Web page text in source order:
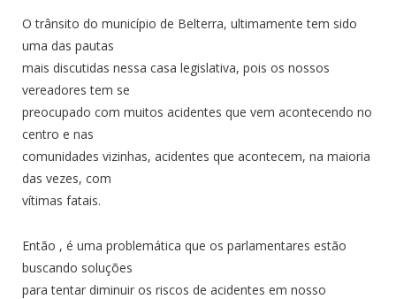
O trânsito do município de Belterra, ultimamente tem sido
uma das pautas
mais discutidas nessa casa legislativa, pois os nossos
vereadores tem se
preocupado com muitos acidentes que vem acontecendo no
centro e nas
comunidades vizinhas, acidentes que acontecem, na maioria
das vezes, com
vítimas fatais.
Então , é uma problemática que os parlamentares estão
buscando soluções
para tentar diminuir os riscos de acidentes em nosso